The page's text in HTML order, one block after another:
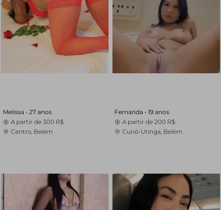
Melissa • 27 anos
A partir de 300 R$
Centro, Belém
Fernanda • 19 anos
A partir de 200 R$
Curió-Utinga, Belém